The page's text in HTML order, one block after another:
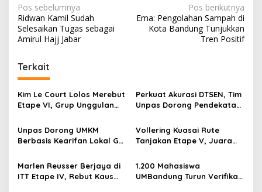
N
a
v
i
g
a
s
i
p
s
Pos sebelumnya
Ridwan Kamil Sudah
Selesaikan Tugas sebagai
Amirul Hajj Jabar
Pos berikutnya
Ema: Pengolahan Sampah di
Kota Bandung Tunjukkan
Tren Positif
Terkait
Kim Le Court Lolos Merebut
Etape VI, Grup Unggulan
Penentu Juara
Perkuat Akurasi DTSEN, Tim
Unpas Dorong Pendekatan
Data Sosial
Unpas Dorong UMKM
Berbasis Kearifan Lokal Go
Ekonomi Desa
Vollering Kuasai Rute
Tanjakan Etape V, Juara
Peluangnya Sirna
Marlen Reusser Berjaya di
ITT Etape IV, Rebut Kaus
1.200 Mahasiswa
UMBandung Turun Verifikasi